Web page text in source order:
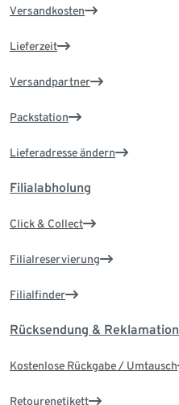
Versandkosten
Lieferzeit
Versandpartner
Packstation
Lieferadresse ändern
Filialabholung
Click & Collect
Filialreservierung
Filialfinder
Rücksendung & Reklamation
Kostenlose Rückgabe / Umtausch
Retourenetikett